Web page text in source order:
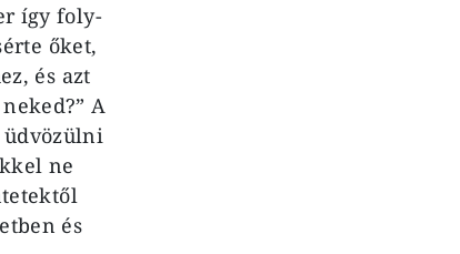
így foly­
őket,
és azt
A
üd­vözülni
ne
és